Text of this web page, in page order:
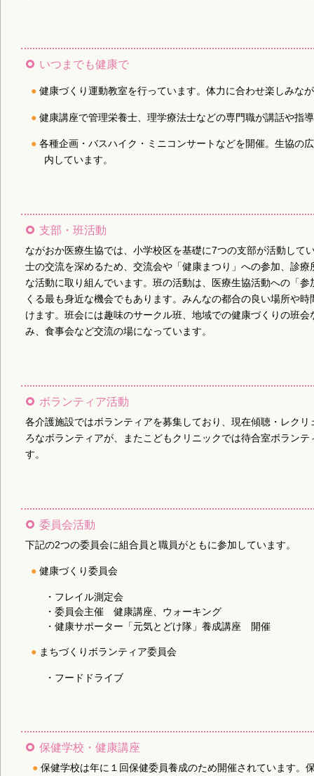
いつまでも健康で
健康づくり運動教室を行っています。体力に合わせ楽しみな
健康講座で管理栄養士、理学療法士などの専門職が講話や指
各種企画・バスハイク・ミニコンサートなどを開催。生協の
内しています。
支部・班活動
ながおか医療生協では、小学校区を基礎に7つの支部が活動して
士の交流を深めるため、交流会や「健康まつり」への参加、診
な活動に取り組んでいます。班の活動は、医療生協活動への「
くる最も身近な機会でもあります。みんなの都合の良い場所や
けます。班会には趣味のサークル班、地域での健康づくりの班
み、食事会など交流の場になっています。
ボランティア活動
各介護施設ではボランティアを募集しており、現在傾聴・レク
ろなボランティアが、またこどもクリニックでは待合室ボラン
す。
委員会活動
下記の2つの委員会に組合員と職員がともに参加しています。
健康づくり委員会
・フレイル測定会
・委員会主催 健康講座、ウォーキング
・健康サポーター「元気とどけ隊」養成講座 開催
まちづくりボランティア委員会
・フードドライブ
保健学校・健康講座
保健学校は年に１回保健委員養成のため開催されています。